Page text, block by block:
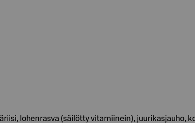
lohenrasva (säilötty vitamiinein), juurikasjauho,